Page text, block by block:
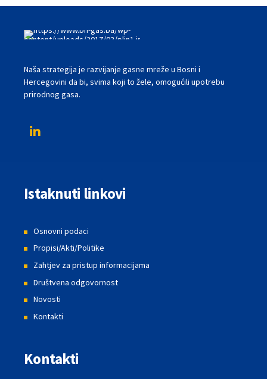
Naša strategija je razvijanje gasne mreže u Bosni i
Hercegovini da bi, svima koji to žele, omogućili upotrebu
prirodnog gasa.
Istaknuti linkovi
Osnovni podaci
Propisi/Akti/Politike
Zahtjev za pristup informacijama
Društvena odgovornost
Novosti
Kontakti
Kontakti